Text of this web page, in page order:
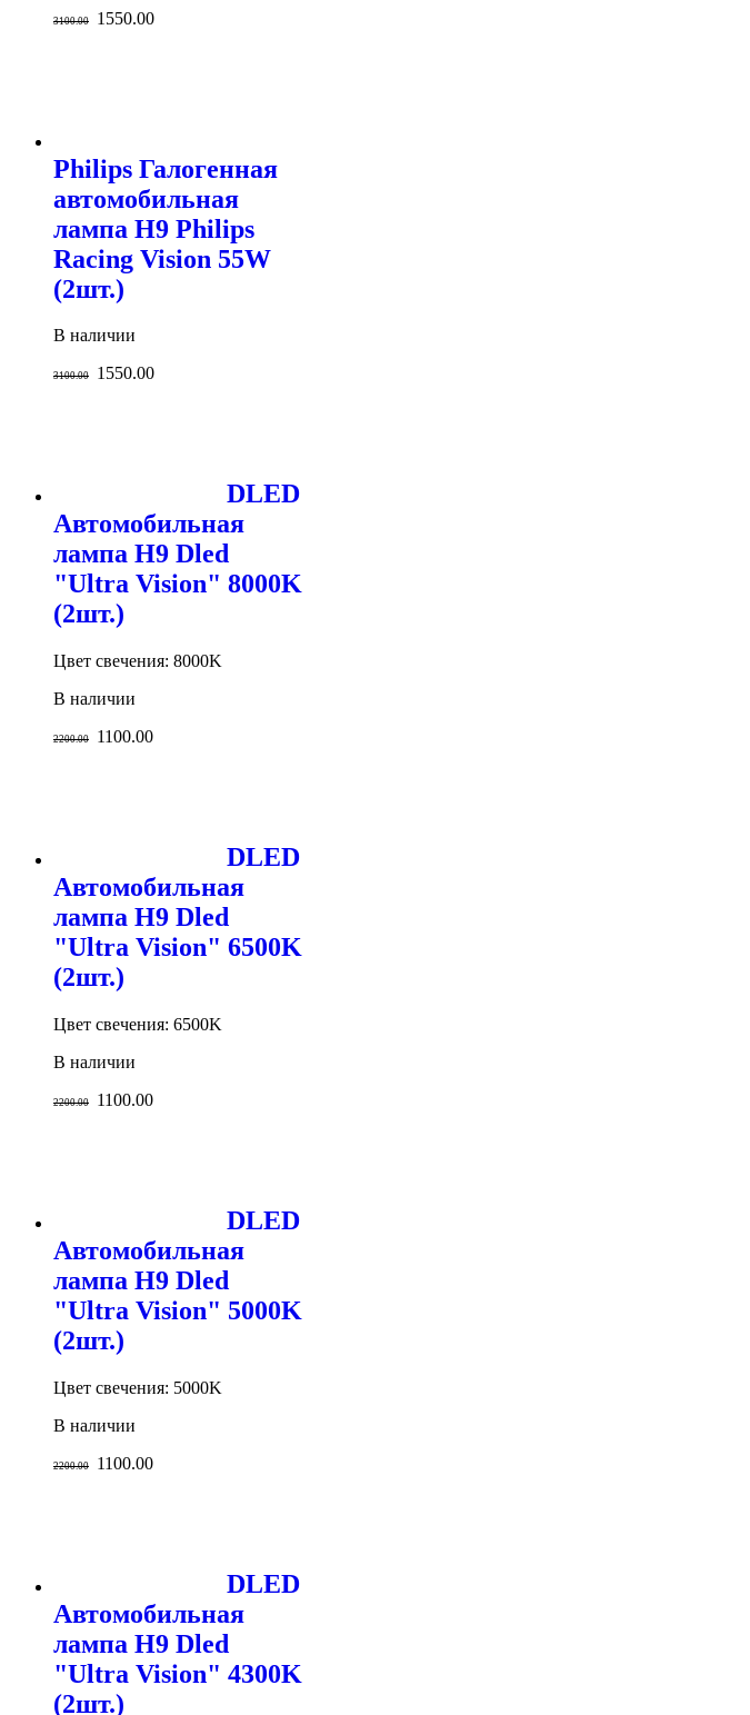
3100.00 1550.00
Philips Галогенная
автомобильная
лампа H9 Philips
Racing Vision 55W
(2шт.)
В наличии
3100.00 1550.00
DLED
Автомобильная
лампа H9 Dled
"Ultra Vision" 8000K
(2шт.)
Цвет свечения: 8000K
В наличии
2200.00 1100.00
DLED
Автомобильная
лампа H9 Dled
"Ultra Vision" 6500K
(2шт.)
Цвет свечения: 6500K
В наличии
2200.00 1100.00
DLED
Автомобильная
лампа H9 Dled
"Ultra Vision" 5000K
(2шт.)
Цвет свечения: 5000K
В наличии
2200.00 1100.00
DLED
Автомобильная
лампа H9 Dled
"Ultra Vision" 4300K
(2шт.)